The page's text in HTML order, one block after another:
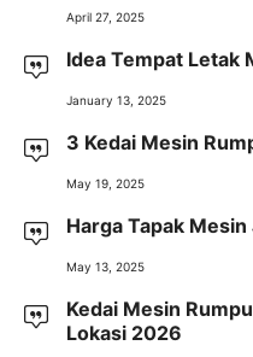
April 27, 2025
Idea Tempat Letak
January 13, 2025
3 Kedai Mesin
May 19, 2025
Harga Tapak
May 13, 2025
Kedai Mesin
Lokasi 2026